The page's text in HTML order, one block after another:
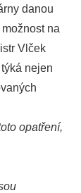
danou
na
Vlček
nejen
opatření,